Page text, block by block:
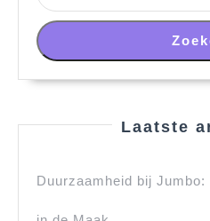
Laatste
Duurzaamheid bij